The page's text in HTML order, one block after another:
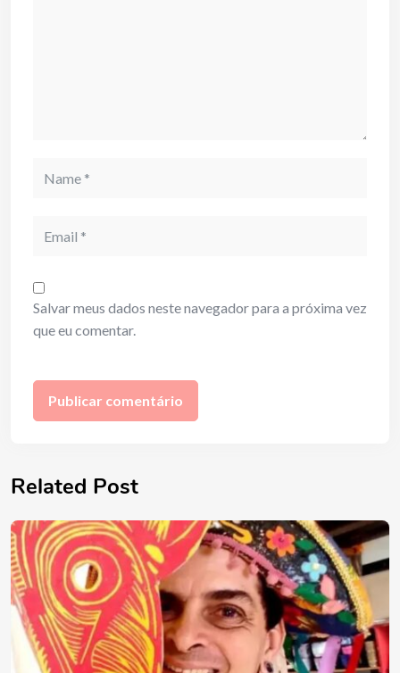
Salvar meus dados neste navegador para a próxima vez
que eu comentar.
Related Post